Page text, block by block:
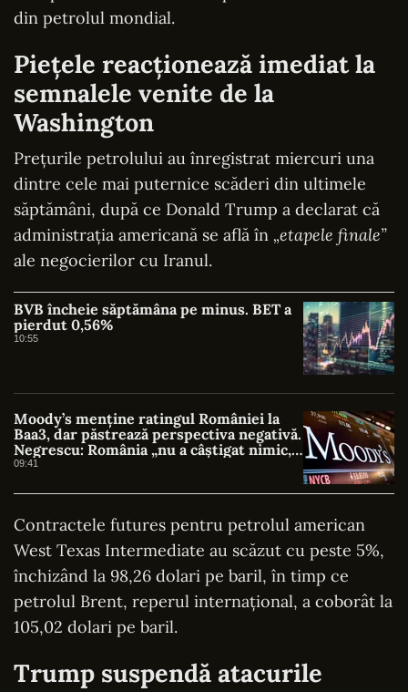
din petrolul mondial.
Piețele reacționează imediat la
semnalele venite de la
Washington
Prețurile petrolului au înregistrat miercuri una
dintre cele mai puternice scăderi din ultimele
săptămâni, după ce Donald Trump a declarat că
administrația americană se află în „etapele finale”
ale negocierilor cu Iranul.
BVB încheie săptămâna pe minus. BET a
pierdut 0,56%
10:55
Moody’s menține ratingul României la
Baa3, dar păstrează perspectiva negativă.
Negrescu: România „nu a câștigat nimic, a
evitat o pierdere”
09:41
Contractele futures pentru petrolul american
West Texas Intermediate au scăzut cu peste 5%,
închizând la 98,26 dolari pe baril, în timp ce
petrolul Brent, reperul internațional, a coborât la
105,02 dolari pe baril.
Trump suspendă atacurile